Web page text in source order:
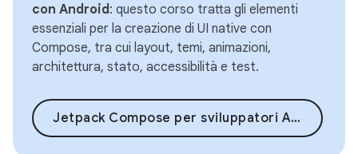
con Android: questo corso tratta gli elementi
essenziali per la creazione di UI native con
Compose, tra cui layout, temi, animazioni,
architettura, stato, accessibilità e test.
Jetpack Compose per sviluppatori Android